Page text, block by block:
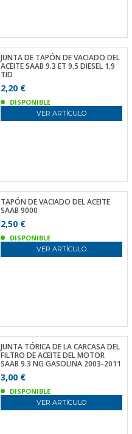
JUNTA DE TAPÓN DE VACIADO DEL
ACEITE SAAB 9.3 ET 9.5 DIESEL 1.9
TID
2,20 €
DISPONIBLE
VER ARTÍCULO
TAPÓN DE VACIADO DEL ACEITE
SAAB 9000
2,50 €
DISPONIBLE
VER ARTÍCULO
JUNTA TÓRICA DE LA CARCASA DEL
FILTRO DE ACEITE DEL MOTOR
SAAB 9.3 NG GASOLINA 2003-2011
3,00 €
DISPONIBLE
VER ARTÍCULO